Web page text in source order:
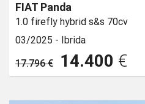
FIAT Panda
1.0 firefly hybrid s&s 70cv
03/2025 -
Ibrida
17.796 €
14.400 €